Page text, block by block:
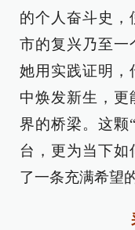
的个人奋斗史，
市的复兴乃至一
她用实践证明，
中焕发新生，更
界的桥梁。这颗
台，更为当下如
了一条充满希望